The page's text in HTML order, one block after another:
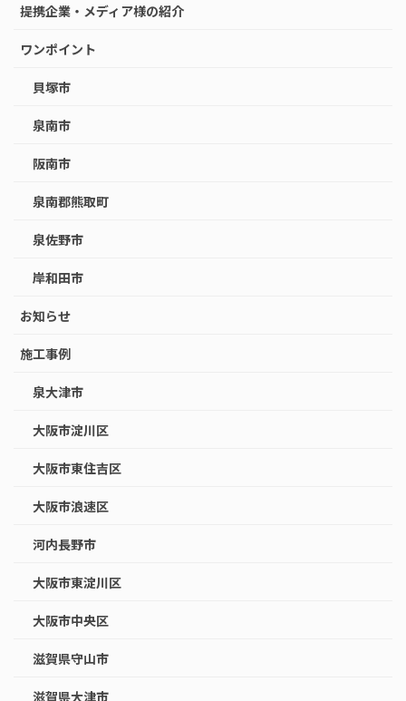
提携企業・メディア様の紹介
ワンポイント
貝塚市
泉南市
阪南市
泉南郡熊取町
泉佐野市
岸和田市
お知らせ
施工事例
泉大津市
大阪市淀川区
大阪市東住吉区
大阪市浪速区
河内長野市
大阪市東淀川区
大阪市中央区
滋賀県守山市
滋賀県大津市